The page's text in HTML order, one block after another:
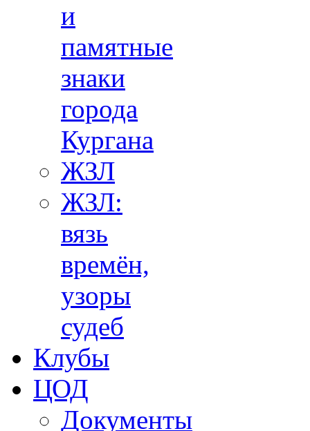
и
памятные
знаки
города
Кургана
ЖЗЛ
ЖЗЛ:
вязь
времён,
узоры
судеб
Клубы
ЦОД
Документы